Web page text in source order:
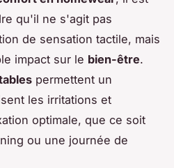
qu'il ne s'agit pas
de sensation tactile, mais
impact sur le bien-être.
permettent un
les irritations et
optimale, que ce soit
ou une journée de